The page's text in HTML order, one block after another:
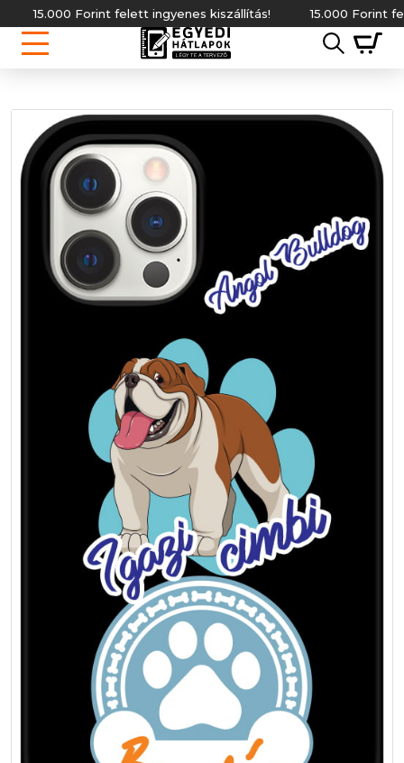
15.000 Forint felett ingyenes kiszállítás! 15.000 Forint felett